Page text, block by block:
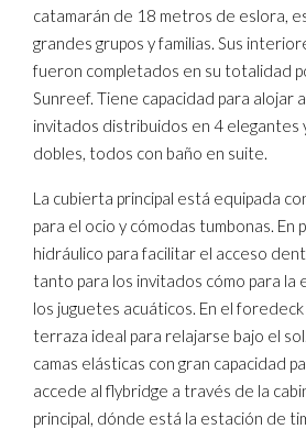
catamarán de 18 metros de eslora,
grandes grupos y familias. Sus
fueron completados en su totalidad
Sunreef. Tiene capacidad para alojar
invitados distribuidos en 4 elegantes
dobles, todos con baño en suite.
La cubierta principal está equipada
para el ocio y cómodas tumbonas. En
hidráulico para facilitar el acceso
tanto para los invitados cómo para la
los juguetes acuáticos. En el
terraza ideal para relajarse bajo el
camas elásticas con gran capacidad
accede al flybridge a través de la
principal, dónde está la estación de